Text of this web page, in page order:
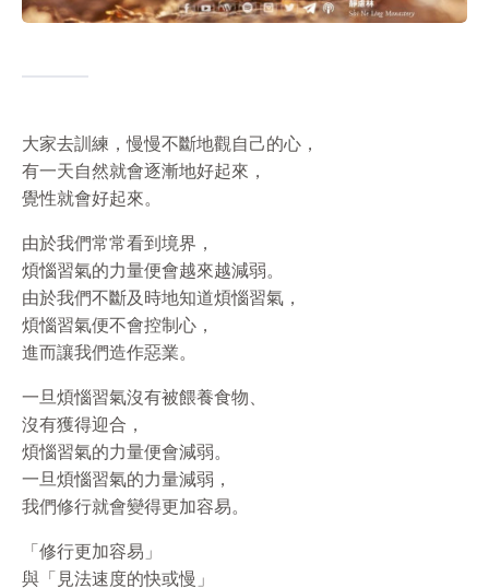
大家去訓練，慢慢不斷地觀自己的心，
有一天自然就會逐漸地好起來，
覺性就會好起來。
由於我們常常看到境界，
煩惱習氣的力量便會越來越減弱。
由於我們不斷及時地知道煩惱習氣，
煩惱習氣便不會控制心，
進而讓我們造作惡業。
一旦煩惱習氣沒有被餵養食物、
沒有獲得迎合，
煩惱習氣的力量便會減弱。
一旦煩惱習氣的力量減弱，
我們修行就會變得更加容易。
「修行更加容易」
與「見法速度的快或慢」